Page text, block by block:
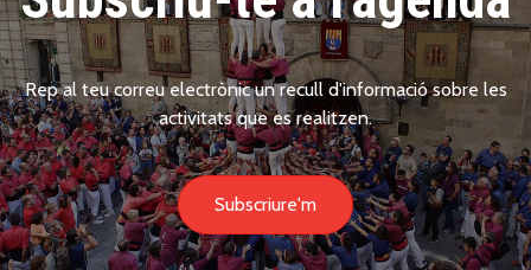
Rep al teu correu electrònic un recull d'informació sobre les
activitats que es realitzen.
Subscriure'm